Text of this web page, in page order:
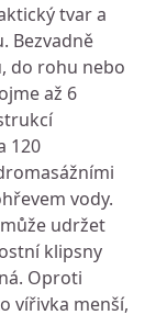
tvar a
Bezvadně
do rohu nebo
až 6
120
vody.
udržet
klipsny
Oproti
vířivka menší,